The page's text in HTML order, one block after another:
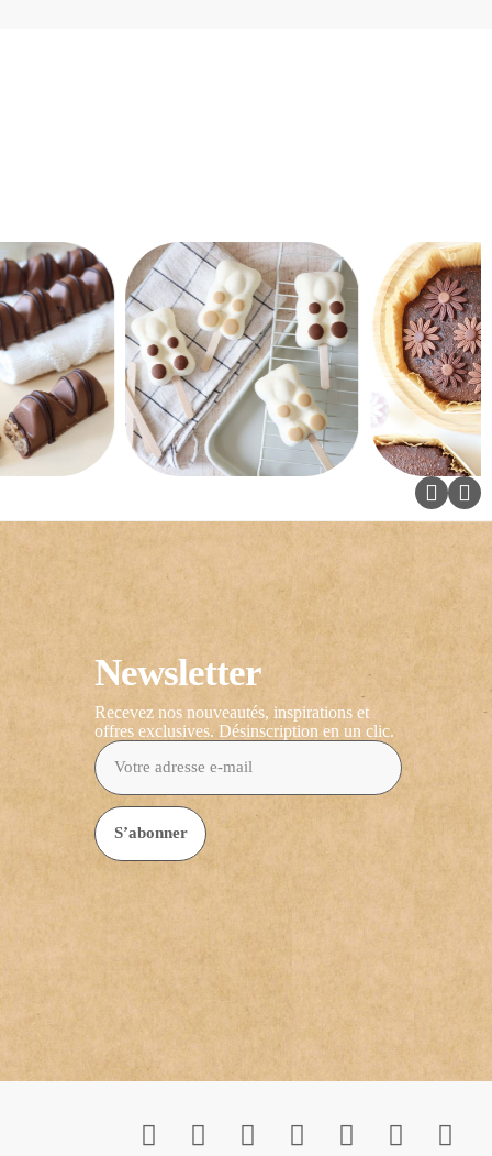
Newsletter
Recevez nos nouveautés, inspirations et
offres exclusives. Désinscription en un clic.
S’abonner